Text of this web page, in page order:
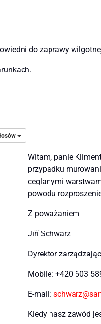
do zaprawy
Witam, panie
przypadku
ceglanymi
powodu
Z poważaniem
Jiří Schwarz
Dyrektor
Mobile: +420 603
E-mail:
Kiedy nasz zawód